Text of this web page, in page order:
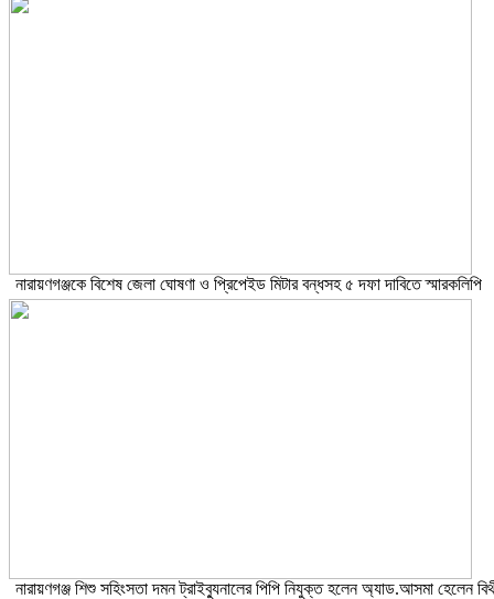
নারায়ণগঞ্জকে বিশেষ জেলা ঘোষণা ও প্রিপেইড মিটার বন্ধসহ ৫ দফা দাবিতে স্মারকলিপি
নারায়ণগঞ্জ শিশু সহিংসতা দমন ট্রাইব্যুনালের পিপি নিযুক্ত হলেন অ্যাড.আসমা হেলেন